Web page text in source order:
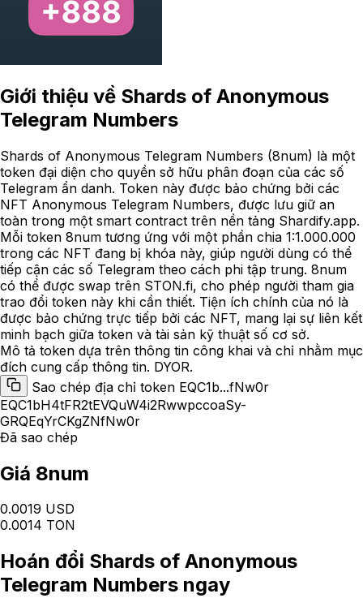
Giới thiệu về Shards of Anonymous
Telegram Numbers
Shards of Anonymous Telegram Numbers (8num) là một
token đại diện cho quyền sở hữu phân đoạn của các số
Telegram ẩn danh. Token này được bảo chứng bởi các
NFT Anonymous Telegram Numbers, được lưu giữ an
toàn trong một smart contract trên nền tảng Shardify.app.
Mỗi token 8num tương ứng với một phần chia 1:1.000.000
trong các NFT đang bị khóa này, giúp người dùng có thể
tiếp cận các số Telegram theo cách phi tập trung. 8num
có thể được swap trên STON.fi, cho phép người tham gia
trao đổi token này khi cần thiết. Tiện ích chính của nó là
được bảo chứng trực tiếp bởi các NFT, mang lại sự liên kết
minh bạch giữa token và tài sản kỹ thuật số cơ sở.
Mô tả token dựa trên thông tin công khai và chỉ nhằm mục
đích cung cấp thông tin. DYOR.
Sao chép địa chỉ token EQC1b...fNw0r
EQC1bH4tFR2tEVQuW4i2RwwpccoaSy-
GRQEqYrCKgZNfNw0r
Đã sao chép
Giá 8num
0.0019 USD
0.0014 TON
Hoán đổi Shards of Anonymous
Telegram Numbers ngay